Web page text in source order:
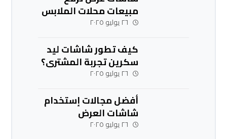
مبيعات محلات الملابس
٢٦ يوليو ٢٠٢٥
كيف تطور شاشات ليد
سكرين تجربة المشتري؟
٢٦ يوليو ٢٠٢٥
أفضل مجالات إستخدام
شاشات العرض
الإلكترونية والإعلانية
٢٦ يوليو ٢٠٢٥